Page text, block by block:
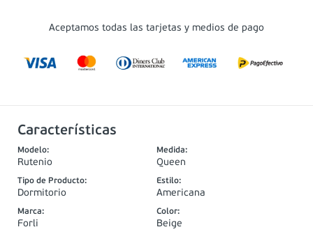
Aceptamos todas las tarjetas y medios de pago
Características
Modelo:
Rutenio
Medida:
Queen
Tipo de Producto:
Dormitorio
Estilo:
Americana
Marca:
Forli
Color:
Beige